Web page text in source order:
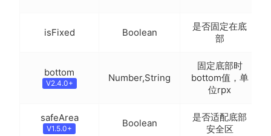
isFixed Boolean
是否固定在底
部
bottom
V2.4.0+ Number,String
固定底部时
bottom值，单
位rpx
safeArea
V1.5.0+ Boolean
是否适配底部
安全区